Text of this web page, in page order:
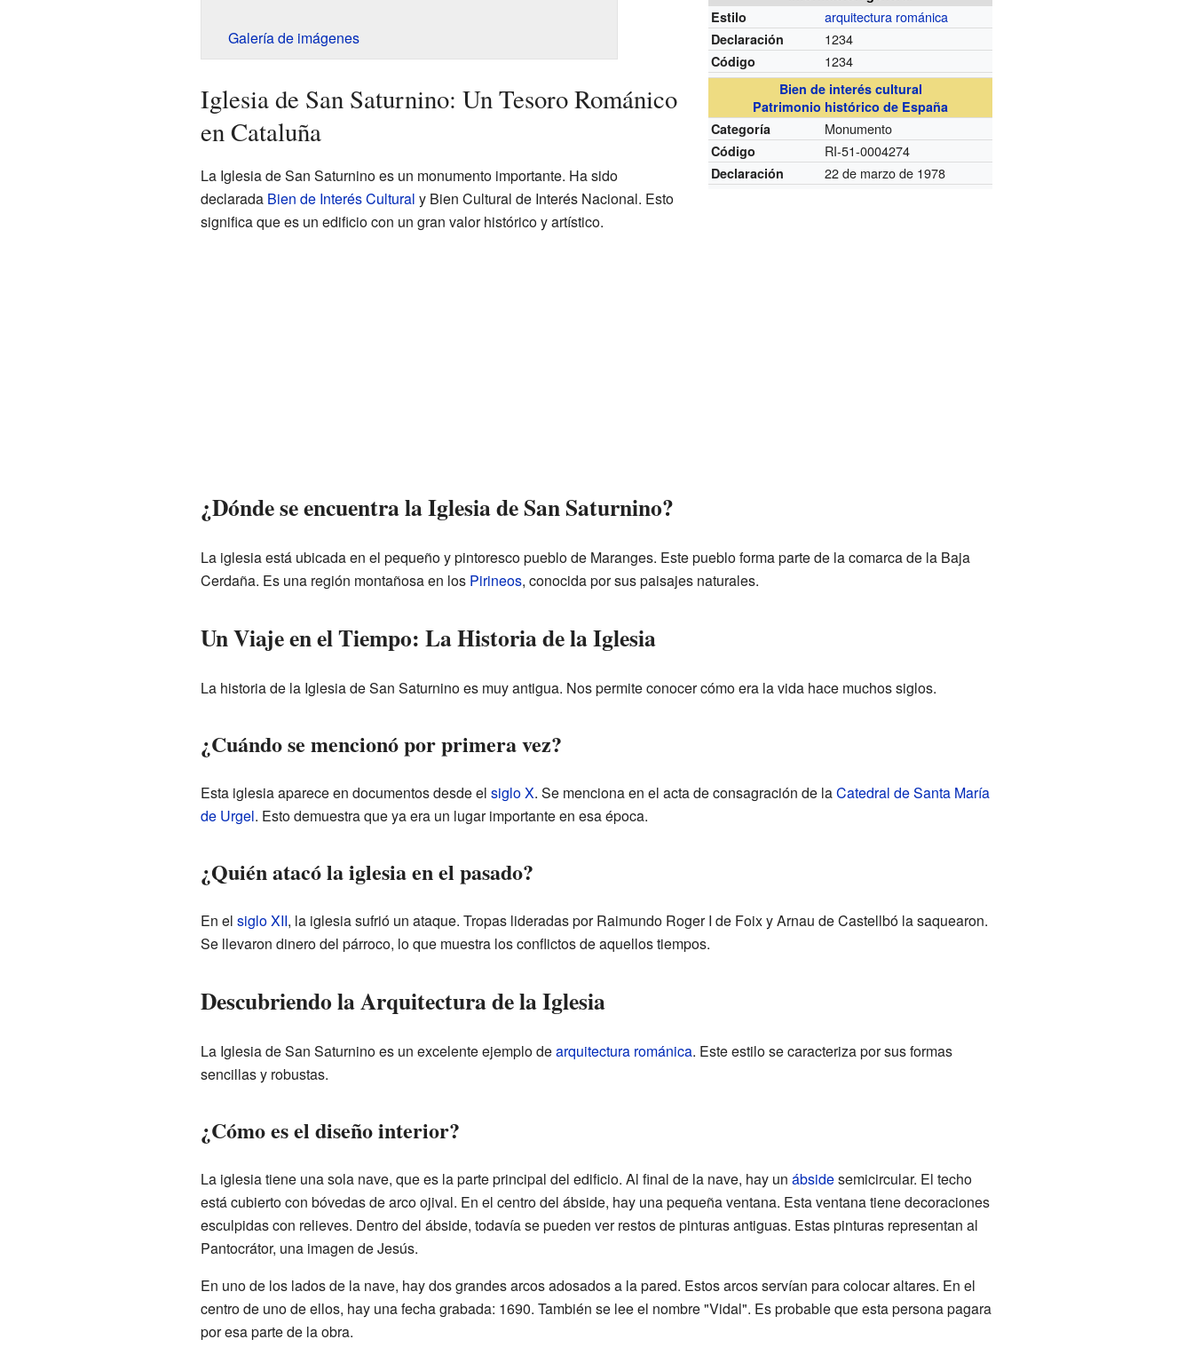
Estilo
arquitectura románica
Declaración 1234
Código 1234
Bien de interés cultural
Patrimonio histórico de España
Categoría
Monumento
Código RI-51-0004274
Declaración 22 de marzo de 1978
Galería de imágenes
Iglesia de San Saturnino: Un Tesoro Románico
en Cataluña
La Iglesia de San Saturnino es un monumento importante. Ha sido
declarada Bien de Interés Cultural y Bien Cultural de Interés Nacional. Esto
significa que es un edificio con un gran valor histórico y artístico.
¿Dónde se encuentra la Iglesia de San Saturnino?
La iglesia está ubicada en el pequeño y pintoresco pueblo de Maranges. Este pueblo forma parte de la comarca de la Baja
Cerdaña. Es una región montañosa en los Pirineos, conocida por sus paisajes naturales.
Un Viaje en el Tiempo: La Historia de la Iglesia
La historia de la Iglesia de San Saturnino es muy antigua. Nos permite conocer cómo era la vida hace muchos siglos.
¿Cuándo se mencionó por primera vez?
Esta iglesia aparece en documentos desde el siglo X. Se menciona en el acta de consagración de laCatedral de Santa María
de Urgel. Esto demuestra que ya era un lugar importante en esa época.
¿Quién atacó la iglesia en el pasado?
En el siglo XII, la iglesia sufrió un ataque. Tropas lideradas por Raimundo Roger I de Foix y Arnau de Castellbó la saquearon.
Se llevaron dinero del párroco, lo que muestra los conflictos de aquellos tiempos.
Descubriendo la Arquitectura de la Iglesia
La Iglesia de San Saturnino es un excelente ejemplo dearquitectura románica. Este estilo se caracteriza por sus formas
sencillas y robustas.
¿Cómo es el diseño interior?
La iglesia tiene una sola nave, que es la parte principal del edificio. Al final de la nave, hay un ábsidesemicircular. El techo
está cubierto con bóvedas de arco ojival. En el centro del ábside, hay una pequeña ventana. Esta ventana tiene decoraciones
esculpidas con relieves. Dentro del ábside, todavía se pueden ver restos de pinturas antiguas. Estas pinturas representan al
Pantocrátor, una imagen de Jesús.
En uno de los lados de la nave, hay dos grandes arcos adosados a la pared. Estos arcos servían para colocar altares. En el
centro de uno de ellos, hay una fecha grabada: 1690. También se lee el nombre "Vidal". Es probable que esta persona pagara
por esa parte de la obra.